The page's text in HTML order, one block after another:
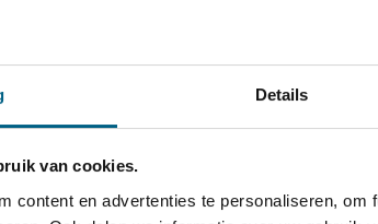
Details
van cookies.
content en advertenties te personaliseren,
voldoen aan de eisen